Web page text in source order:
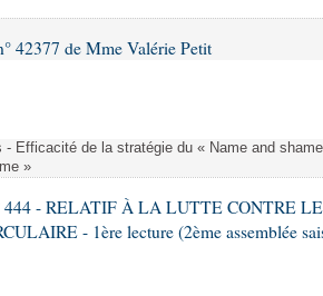
42377 de Mme Valérie Petit
- Efficacité de la stratégie du « Name and
»
444 - RELATIF À LA LUTTE CONTRE
- 1ère lecture (2ème assemblée